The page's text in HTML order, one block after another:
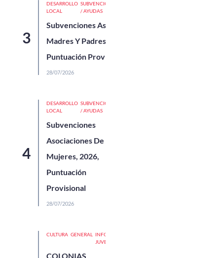
DESARROLLO
LOCAL
SUBVENCIONES
/ AYUDAS
Subvenciones Asociaciones De
Madres Y Padres 2026,
Puntuación Provisional
28/07/2026
DESARROLLO
LOCAL
SUBVENCIONES
/ AYUDAS
Subvenciones
Asociaciones De
Mujeres, 2026,
Puntuación
Provisional
28/07/2026
CULTURA GENERAL
INFORMACIÓN
JUVENIL
COLONIAS